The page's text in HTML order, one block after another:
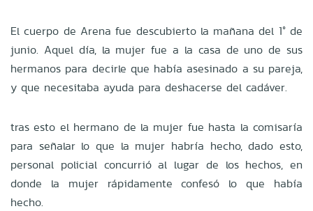
El cuerpo de Arena fue descubierto la mañana del 1° de
junio. Aquel día, la mujer fue a la casa de uno de sus
hermanos para decirle que había asesinado a su pareja,
y que necesitaba ayuda para deshacerse del cadáver.
tras esto el hermano de la mujer fue hasta la comisaría
para señalar lo que la mujer habría hecho, dado esto,
personal policial concurrió al lugar de los hechos, en
donde la mujer rápidamente confesó lo que había
hecho.